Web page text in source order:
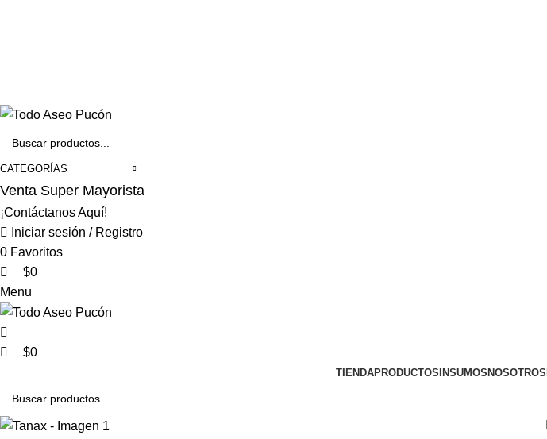
CATEGORÍAS
Venta Super Mayorista
¡Contáctanos Aquí!
Iniciar sesión / Registro
0 Favoritos
$0
Menu
$0
TIENDAPRODUCTOS INSUMOS NOSOTROS